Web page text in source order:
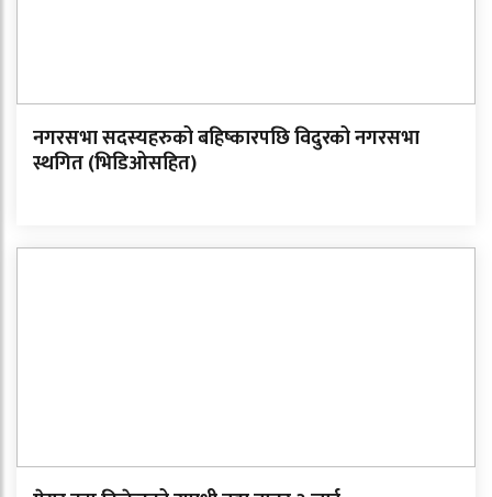
नगरसभा सदस्यहरुको बहिष्कारपछि विदुरको नगरसभा
स्थगित (भिडिओसहित)